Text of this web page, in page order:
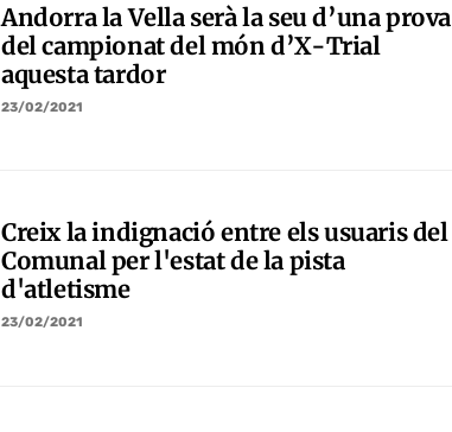
Andorra la Vella serà la seu d’una prova
del campionat del món d’X-Trial
aquesta tardor
23/02/2021
Creix la indignació entre els usuaris del
Comunal per l'estat de la pista
d'atletisme
23/02/2021